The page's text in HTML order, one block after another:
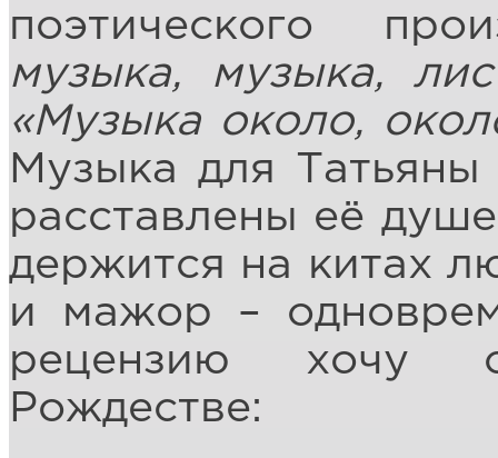
поэтического
музыка, музыка,
«Музыка около,
Музыка для
расставлены её
держится на китах
и мажор –
рецензию хочу
Рождестве: